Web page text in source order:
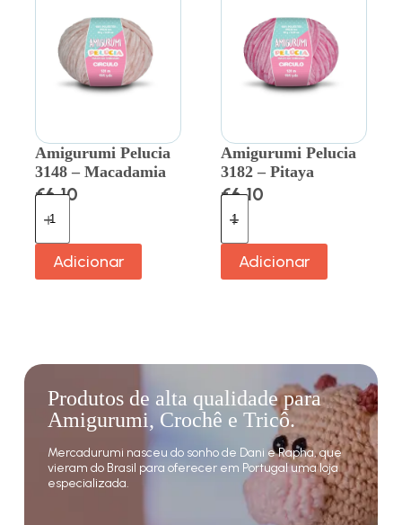
Amigurumi Pelucia
3148 – Macadamia
€6.10
Adicionar
Amigurumi Pelucia
3182 – Pitaya
€6.10
Adicionar
Produtos de alta qualidade para
Amigurumi, Crochê e Tricô.
Mercadurumi nasceu do sonho de Dani e Rapha, que
vieram do Brasil para oferecer em Portugal uma loja
especializada.